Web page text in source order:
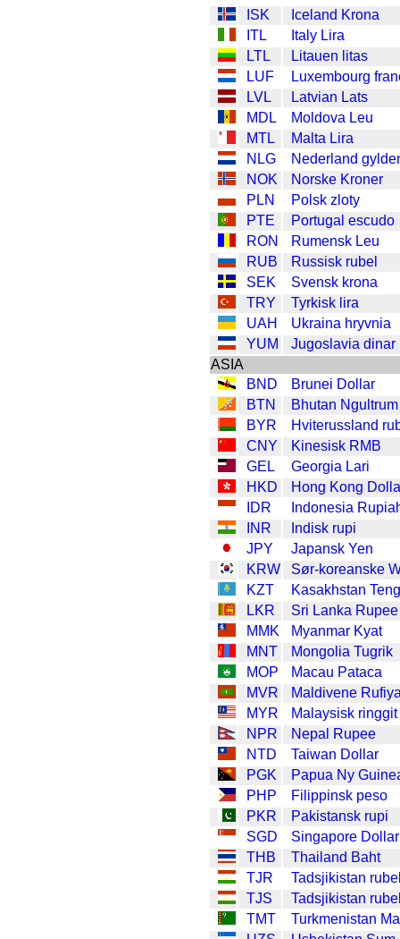
ISK
Iceland Krona
ITL
Italy Lira
LTL
Litauen litas
LUF
Luxembourg
LVL
Latvian Lats
MDL
Moldova Leu
MTL
Malta Lira
NLG
Nederland
NOK
Norske Kroner
PLN
Polsk zloty
PTE
Portugal escudo
RON
Rumensk Leu
RUB
Russisk rubel
SEK
Svensk krona
TRY
Tyrkisk lira
UAH
Ukraina hryvnia
YUM
Jugoslavia dinar
ASIA
BND
Brunei Dollar
BTN
Bhutan Ngultrum
BYR
Hviterussland
CNY
Kinesisk RMB
GEL
Georgia Lari
HKD
Hong Kong
IDR
Indonesia
INR
Indisk rupi
JPY
Japansk Yen
KRW
Sør-koreanske
KZT
Kasakhstan
LKR
Sri Lanka Rupee
MMK
Myanmar Kyat
MNT
Mongolia Tugrik
MOP
Macau Pataca
MVR
Maldivene
MYR
Malaysisk ringgit
NPR
Nepal Rupee
NTD
Taiwan Dollar
PGK
Papua Ny
PHP
Filippinsk peso
PKR
Pakistansk rupi
SGD
Singapore Dollar
THB
Thailand Baht
TJR
Tadsjikistan
TJS
Tadsjikistan
TMT
Turkmenistan